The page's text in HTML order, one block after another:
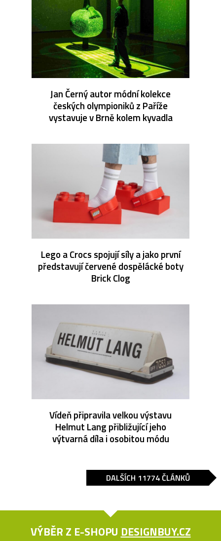
Jan Černý autor módní kolekce
českých olympioniků z Paříže
vystavuje v Brně kolem kyvadla
Lego a Crocs spojují síly a jako první
představují červené dospělácké boty
Brick Clog
Vídeň připravila velkou výstavu
Helmut Lang přibližující jeho
výtvarná díla i osobitou módu
DALŠÍCH 11774 ČLÁNKŮ
VÝBĚR Z E-SHOPU DESIGNBUY.CZ